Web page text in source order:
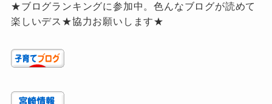
★ブログランキングに参加中。色んなブログが読めて
楽しいデス★協力お願いします★